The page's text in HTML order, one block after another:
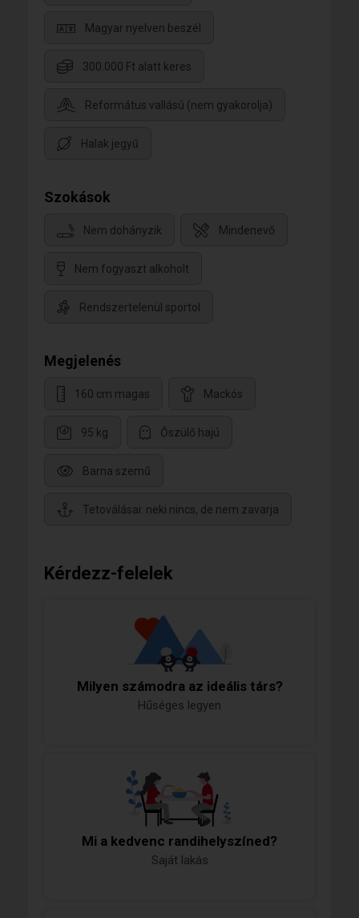
Magyar nyelven beszél
300.000 Ft alatt keres
Református vallású (nem gyakorolja)
Halak jegyű
Szokások
Nem dohányzik Mindenevő
Nem fogyaszt alkoholt
Rendszertelenül sportol
Megjelenés
160 cm magas Mackós
95 kg Őszülő hajú
Barna szemű
Tetoválásai: neki nincs, de nem zavarja
Kérdezz-felelek
Milyen számodra az ideális társ?
Hűséges legyen
Mi a kedvenc randihelyszíned?
Saját lakás